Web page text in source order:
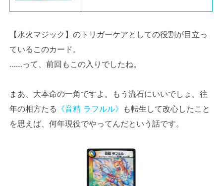
【水火マジック】のトリガーケアとしての役割が目立っ
ているこのカード。
……って、前回もこの入りでしたね。
まあ、大本命の一角ですよ。もう流石にいいでしょ。往
年の相方たる 《音精 ラフルル》 も転生して改心したこと
を思えば、何年現役でやってんだという話です。